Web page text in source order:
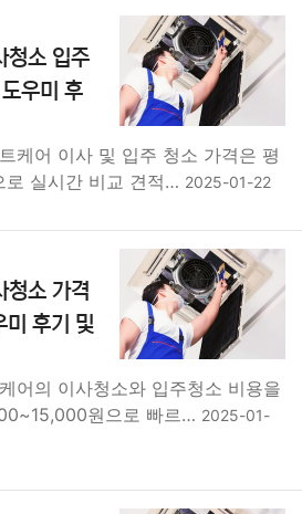
청소 입주
우미 후
케어 이사 및 입주 청소 가격은 평
실시간 비교 견적… 2025-01-22
청소 가격
미 후기 및
어의 이사청소와 입주청소 비용을
원으로 빠르… 2025-01-